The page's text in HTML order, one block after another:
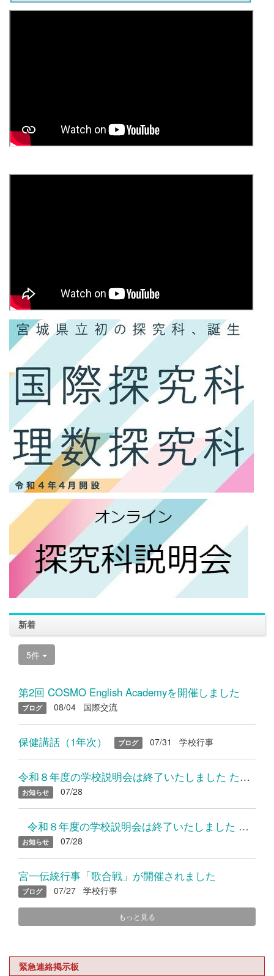
新着
5件
第2回 COSMO English Academyを開催しました
ブログ 08/04 国際交流
保健講話（1年次） ブログ 07/31 学校行事
令和８年度の学校説明会は終了いたしました たくさんのご参加あり...
お知らせ 07/28
令和８年度の学校説明会は終了いたしました たくさんのご参加...
お知らせ 07/28
宮一伝統行事「歌合戦」が開催されました
ブログ 07/27 学校行事
もっと見る
緊急連絡掲示板